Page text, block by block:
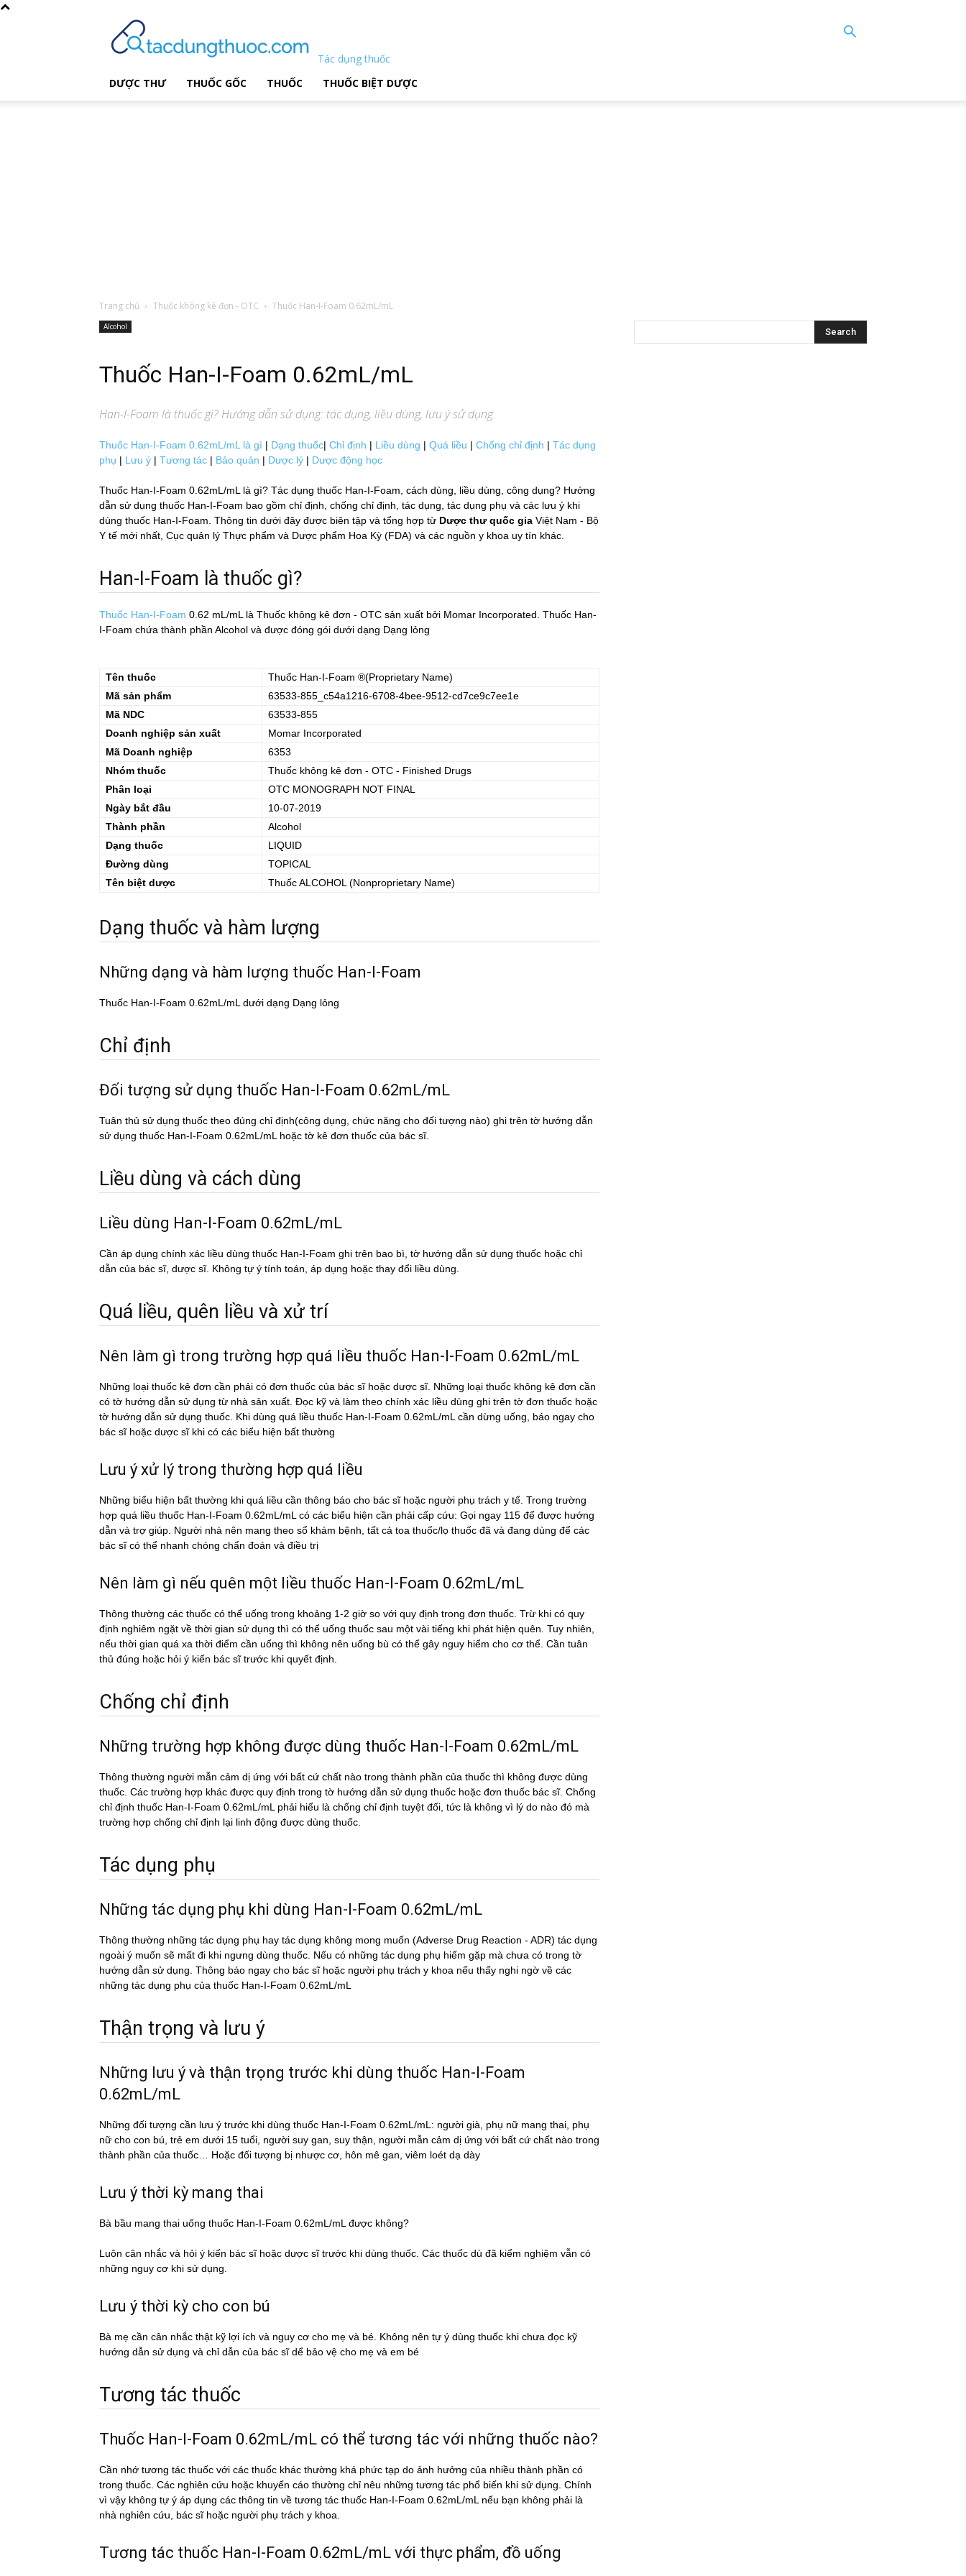
Tác dụng thuốc
DƯỢC THƯ
THUỐC GỐC THUỐC THUỐC BIỆT DƯỢC
Trang chủ Thuốc không kê đơn - OTC Thuốc Han-I-Foam 0.62mL/mL
Alcohol
Thuốc Han-I-Foam 0.62mL/mL
Han-I-Foam là thuốc gì? Hướng dẫn sử dụng: tác dụng, liều dùng, lưu ý sử dụng.
Thuốc Han-I-Foam 0.62mL/mL là gì | Dạng thuốc| Chỉ định | Liều dùng | Quá liều | Chống chỉ định | Tác dụng
phụ | Lưu ý | Tương tác | Bảo quản | Dược lý | Dược động học
Thuốc Han-I-Foam 0.62mL/mL là gì? Tác dụng thuốc Han-I-Foam, cách dùng, liều dùng, công dụng? Hướng
dẫn sử dụng thuốc Han-I-Foam bao gồm chỉ định, chống chỉ định, tác dụng, tác dụng phụ và các lưu ý khi
dùng thuốc Han-I-Foam. Thông tin dưới đây được biên tập và tổng hợp từ Dược thư quốc gia Việt Nam - Bộ
Y tế mới nhất, Cục quản lý Thực phẩm và Dược phẩm Hoa Kỳ (FDA) và các nguồn y khoa uy tín khác.
Han-I-Foam là thuốc gì?
Thuốc Han-I-Foam 0.62 mL/mL là Thuốc không kê đơn - OTC sản xuất bởi Momar Incorporated. Thuốc Han-
I-Foam chứa thành phần Alcohol và được đóng gói dưới dạng Dạng lỏng
Tên thuốc Thuốc Han-I-Foam ®(Proprietary Name)
Mã sản phẩm
63533-855_c54a1216-6708-4bee-9512-cd7ce9c7ee1e
Mã NDC
63533-855
Doanh nghiệp sản xuất
Momar Incorporated
Mã Doanh nghiệp
6353
Nhóm thuốc
Thuốc không kê đơn - OTC - Finished Drugs
Phân loại
OTC MONOGRAPH NOT FINAL
Ngày bắt đầu
10-07-2019
Thành phần
Alcohol
Dạng thuốc
LIQUID
Đường dùng
TOPICAL
Tên biệt dược
ThuốcALCOHOL (Nonproprietary Name)
Dạng thuốc và hàm lượng
Những dạng và hàm lượng thuốc Han-I-Foam
Thuốc Han-I-Foam 0.62mL/mL dưới dạng Dạng lỏng
Chỉ định
Đối tượng sử dụng thuốc Han-I-Foam 0.62mL/mL
Tuân thủ sử dụng thuốc theo đúng chỉ định(công dụng, chức năng cho đối tượng nào) ghi trên tờ hướng dẫn
sử dụng thuốc Han-I-Foam 0.62mL/mL hoặc tờ kê đơn thuốc của bác sĩ.
Liều dùng và cách dùng
Liều dùng Han-I-Foam 0.62mL/mL
Cần áp dụng chính xác liều dùng thuốc Han-I-Foam ghi trên bao bì, tờ hướng dẫn sử dụng thuốc hoặc chỉ
dẫn của bác sĩ, dược sĩ. Không tự ý tính toán, áp dụng hoặc thay đổi liều dùng.
Quá liều, quên liều và xử trí
Nên làm gì trong trường hợp quá liều thuốc Han-I-Foam 0.62mL/mL
Những loại thuốc kê đơn cần phải có đơn thuốc của bác sĩ hoặc dược sĩ. Những loại thuốc không kê đơn cần
có tờ hướng dẫn sử dụng từ nhà sản xuất. Đọc kỹ và làm theo chính xác liều dùng ghi trên tờ đơn thuốc hoặc
tờ hướng dẫn sử dụng thuốc. Khi dùng quá liều thuốc Han-I-Foam 0.62mL/mL cần dừng uống, báo ngay cho
bác sĩ hoặc dược sĩ khi có các biểu hiện bất thường
Lưu ý xử lý trong thường hợp quá liều
Những biểu hiện bất thường khi quá liều cần thông báo cho bác sĩ hoặc người phụ trách y tế. Trong trường
hợp quá liều thuốc Han-I-Foam 0.62mL/mL có các biểu hiện cần phải cấp cứu: Gọi ngay 115 để được hướng
dẫn và trợ giúp. Người nhà nên mang theo sổ khám bệnh, tất cả toa thuốc/lọ thuốc đã và đang dùng để các
bác sĩ có thể nhanh chóng chẩn đoán và điều trị
Nên làm gì nếu quên một liều thuốc Han-I-Foam 0.62mL/mL
Thông thường các thuốc có thể uống trong khoảng 1-2 giờ so với quy định trong đơn thuốc. Trừ khi có quy
định nghiêm ngặt về thời gian sử dụng thì có thể uống thuốc sau một vài tiếng khi phát hiện quên. Tuy nhiên,
nếu thời gian quá xa thời điểm cần uống thì không nên uống bù có thể gây nguy hiểm cho cơ thể. Cần tuân
thủ đúng hoặc hỏi ý kiến bác sĩ trước khi quyết định.
Chống chỉ định
Những trường hợp không được dùng thuốc Han-I-Foam 0.62mL/mL
Thông thường người mẫn cảm dị ứng với bất cứ chất nào trong thành phần của thuốc thì không được dùng
thuốc. Các trường hợp khác được quy định trong tờ hướng dẫn sử dụng thuốc hoặc đơn thuốc bác sĩ. Chống
chỉ định thuốc Han-I-Foam 0.62mL/mL phải hiểu là chống chỉ định tuyệt đối, tức là không vì lý do nào đó mà
trường hợp chống chỉ định lại linh động được dùng thuốc.
Tác dụng phụ
Những tác dụng phụ khi dùng Han-I-Foam 0.62mL/mL
Thông thường những tác dụng phụ hay tác dụng không mong muốn (Adverse Drug Reaction - ADR) tác dụng
ngoài ý muốn sẽ mất đi khi ngưng dùng thuốc. Nếu có những tác dụng phụ hiếm gặp mà chưa có trong tờ
hướng dẫn sử dụng. Thông báo ngay cho bác sĩ hoặc người phụ trách y khoa nếu thấy nghi ngờ về các
những tác dụng phụ của thuốc Han-I-Foam 0.62mL/mL
Thận trọng và lưu ý
Những lưu ý và thận trọng trước khi dùng thuốc Han-I-Foam
0.62mL/mL
Những đối tượng cần lưu ý trước khi dùng thuốc Han-I-Foam 0.62mL/mL: người già, phụ nữ mang thai, phụ
nữ cho con bú, trẻ em dưới 15 tuổi, người suy gan, suy thận, người mẫn cảm dị ứng với bất cứ chất nào trong
thành phần của thuốc… Hoặc đối tượng bị nhược cơ, hôn mê gan, viêm loét dạ dày
Lưu ý thời kỳ mang thai
Bà bầu mang thai uống thuốc Han-I-Foam 0.62mL/mL được không?
Luôn cân nhắc và hỏi ý kiến bác sĩ hoặc dược sĩ trước khi dùng thuốc. Các thuốc dù đã kiểm nghiệm vẫn có
những nguy cơ khi sử dụng.
Lưu ý thời kỳ cho con bú
Bà mẹ cần cân nhắc thật kỹ lợi ích và nguy cơ cho mẹ và bé. Không nên tự ý dùng thuốc khi chưa đọc kỹ
hướng dẫn sử dụng và chỉ dẫn của bác sĩ dể bảo vệ cho mẹ và em bé
Tương tác thuốc
Thuốc Han-I-Foam 0.62mL/mL có thể tương tác với những thuốc nào?
Cần nhớ tương tác thuốc với các thuốc khác thường khá phức tạp do ảnh hưởng của nhiều thành phần có
trong thuốc. Các nghiên cứu hoặc khuyến cáo thường chỉ nêu những tương tác phổ biến khi sử dụng. Chính
vì vậy không tự ý áp dụng các thông tin về tương tác thuốc Han-I-Foam 0.62mL/mL nếu bạn không phải là
nhà nghiên cứu, bác sĩ hoặc người phụ trách y khoa.
Tương tác thuốc Han-I-Foam 0.62mL/mL với thực phẩm, đồ uống